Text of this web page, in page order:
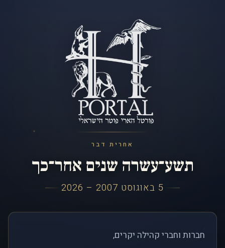
אחרית דבר
תשע־עשרה שנים אחר־כך
5 באוגוסט 2007 – 2026
חברות וחברי קהילה יקרים,